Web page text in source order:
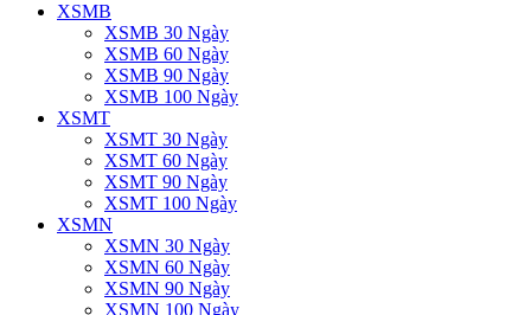
XSMB
XSMB 30 Ngày
XSMB 60 Ngày
XSMB 90 Ngày
XSMB 100 Ngày
XSMT
XSMT 30 Ngày
XSMT 60 Ngày
XSMT 90 Ngày
XSMT 100 Ngày
XSMN
XSMN 30 Ngày
XSMN 60 Ngày
XSMN 90 Ngày
XSMN 100 Ngày